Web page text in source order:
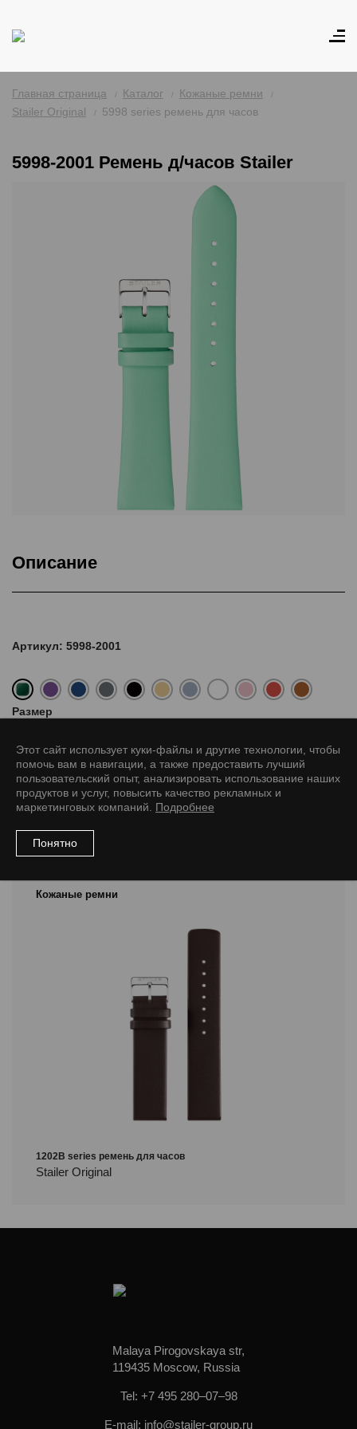
Главная страница Каталог
Кожаные ремни
Stailer Original
5998 series ремень для часов
5998-2001 Ремень д/часов Stailer
Описание
Артикул: 5998-2001
Размер
Рекомендуемые товары
Кожаные ремни
1202B series ремень для часов
Stailer Original
Этот сайт использует куки-файлы и другие технологии, чтобы
помочь вам в навигации, а также предоставить лучший
пользовательский опыт, анализировать использование наших
продуктов и услуг, повысить качество рекламных и
маркетинговых компаний. Подробнее
Понятно
Malaya Pirogovskaya str,
119435 Moscow, Russia
Tel: +7 495 280–07–98
E-mail: info@stailer-group.ru